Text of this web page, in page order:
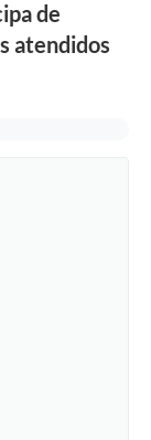
de
atendidos